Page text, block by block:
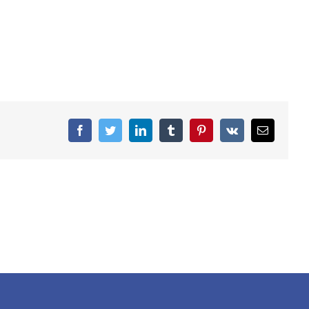
facebooktwitter linkedin tumblr pinterestvk Email